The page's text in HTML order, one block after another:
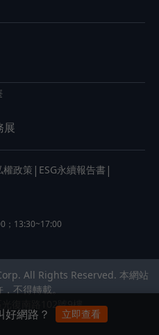
展
權政策 | ESG永續報告書 |
；13:30~17:00
All Rights Reserved. 本網站
不得轉載。
光復南路102號9樓
好網路？ 立即查看